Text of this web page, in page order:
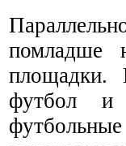
помладше
площадки.
футбол и